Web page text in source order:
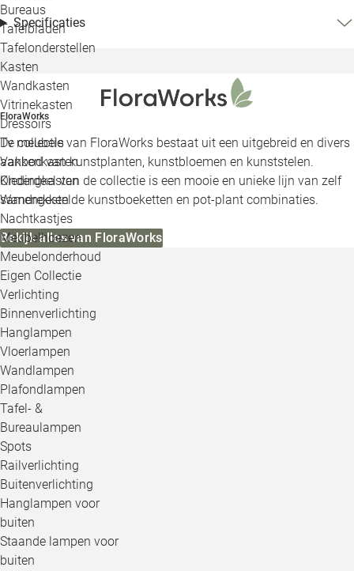
Bureaus
Tafelbladen
Tafelonderstellen
Kasten
Wandkasten
Vitrinekasten
Dressoirs
Tv meubels
Vakkenkasten
Kledingkasten
Wandrekken
Nachtkastjes
Meubelhoezen
Meubelonderhoud
Eigen Collectie
Verlichting
Binnenverlichting
Hanglampen
Vloerlampen
Wandlampen
Plafondlampen
Tafel- &
Bureaulampen
Spots
Railverlichting
Buitenverlichting
Hanglampen voor
buiten
Staande lampen voor
buiten
Specificaties
FloraWorks
De collectie van FloraWorks bestaat uit een uitgebreid en divers
aanbod van kunstplanten, kunstbloemen en kunststelen.
Onderdeel van de collectie is een mooie en unieke lijn van zelf
samengestelde kunstboeketten en pot-plant combinaties.
Bekijk alles van FloraWorks